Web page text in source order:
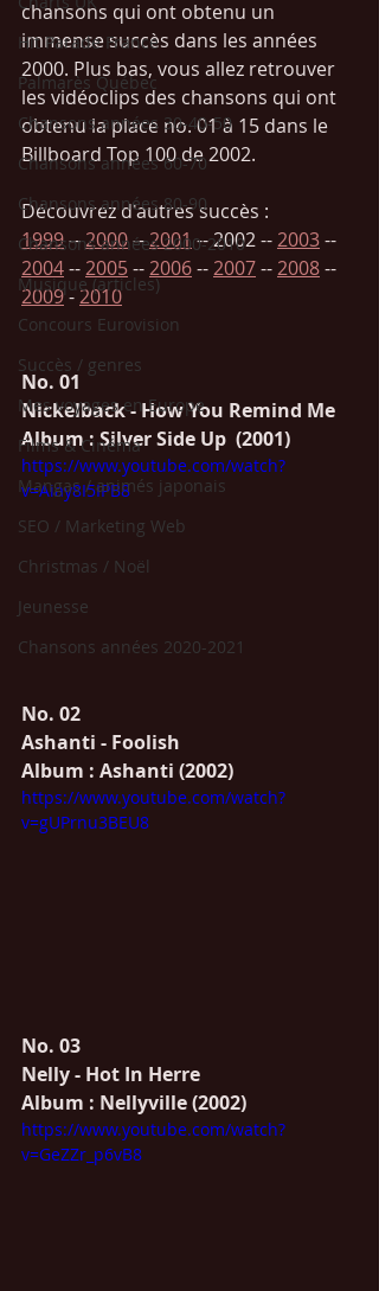
Hit Parade France
Palmarès Québec
Chansons années 30-40-50
Chansons années 60-70
Chansons années 80-90
Chansons années 2000-2010
Musique (articles)
Concours Eurovision
Succès / genres
Mes voyages en Europe
Films & Cinéma
Mangas / animés japonais
SEO / Marketing Web
Christmas / Noël
Jeunesse
Chansons années 2020-2021
chansons qui ont obtenu un
immense succès dans les années
2000. Plus bas, vous allez retrouver
les vidéoclips des chansons qui ont
obtenu la place no. 01 à 15 dans le
Billboard Top 100 de 2002.
Découvrez d'autres succès :
1999 -- 2000 -- 2001 -- 2002 -- 2003 --
2004 -- 2005 -- 2006 -- 2007 -- 2008 --
2009 - 2010
No. 01
Nickelback - How You Remind Me
Album : Silver Side Up  (2001)
https://www.youtube.com/watch?
v=Aiay8I5IPB8
No. 02
Ashanti - Foolish
Album : Ashanti (2002)
https://www.youtube.com/watch?
v=gUPrnu3BEU8
No. 03
Nelly - Hot In Herre
Album : Nellyville (2002)
https://www.youtube.com/watch?
v=GeZZr_p6vB8